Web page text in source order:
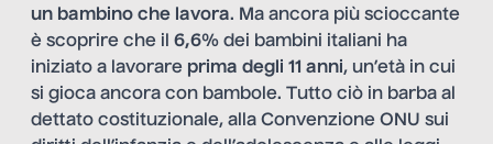
un bambino che lavora. Ma ancora più scioccante
è scoprire che il 6,6% dei bambini italiani ha
iniziato a lavorare prima degli 11 anni, un’età in cui
si gioca ancora con bambole. Tutto ciò in barba al
dettato costituzionale, alla Convenzione ONU sui